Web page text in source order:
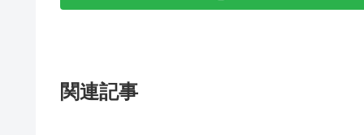
関連記事